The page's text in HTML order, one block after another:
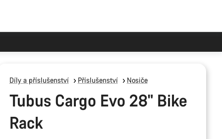
Díly a příslušenství Příslušenství Nosiče
Tubus Cargo Evo 28" Bike
Rack